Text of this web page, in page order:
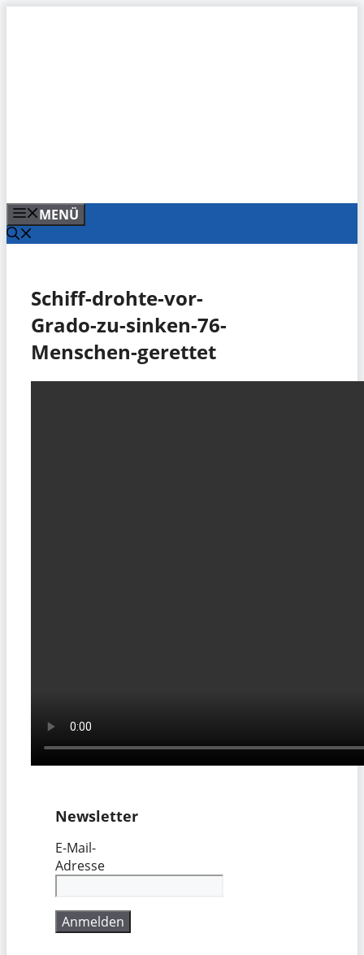
MENÜ
Schiff-drohte-vor-
Grado-zu-sinken-76-
Menschen-gerettet
Newsletter
E-Mail-
Adresse